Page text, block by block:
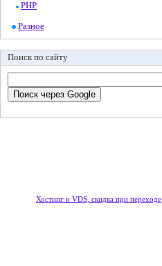
PHP
Разное
Поиск по сайту
Хостинг и VDS, скидка при переходе